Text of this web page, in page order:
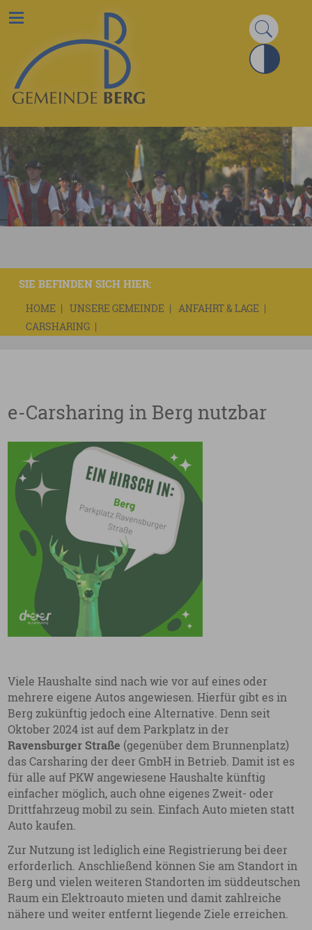
SIE BEFINDEN SICH HIER:
HOME UNSERE GEMEINDE
ANFAHRT & LAGE
CARSHARING
e-Carsharing in Berg nutzbar
Viele Haushalte sind nach wie vor auf eines oder
mehrere eigene Autos angewiesen. Hierfür gibt es in
Berg zukünftig jedoch eine Alternative. Denn seit
Oktober 2024 ist auf dem Parkplatz in der
Ravensburger Straße (gegenüber dem Brunnenplatz)
das Carsharing der deer GmbH in Betrieb. Damit ist es
für alle auf PKW angewiesene Haushalte künftig
einfacher möglich, auch ohne eigenes Zweit- oder
Drittfahrzeug mobil zu sein. Einfach Auto mieten statt
Auto kaufen.
Zur Nutzung ist lediglich eine Registrierung bei deer
erforderlich. Anschließend können Sie am Standort in
Berg und vielen weiteren Standorten im süddeutschen
Raum ein Elektroauto mieten und damit zahlreiche
nähere und weiter entfernt liegende Ziele erreichen.